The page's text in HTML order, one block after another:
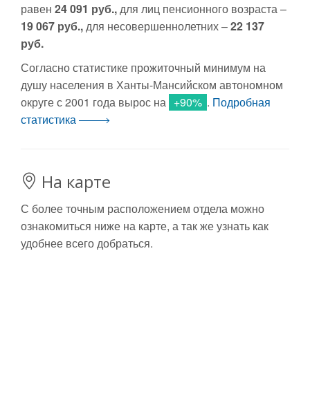
равен 24 091 руб.,для лиц пенсионного возраста –
19 067 руб.,для несовершеннолетних –22 137
руб.
Согласно статистике прожиточный минимум на
душу населения в Ханты-Мансийском автономном
округе с 2001 года вырос на +90% . Подробная
статистика
На карте
С более точным расположением отдела можно
ознакомиться ниже на карте, а так же узнать как
удобнее всего добраться.